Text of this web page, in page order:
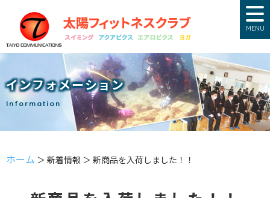
MENU
インフォメーション
Information
ホーム ＞ 新着情報 ＞ 新商品を入荷しました！！